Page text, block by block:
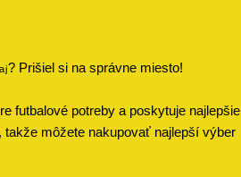
? Prišiel si na správne miesto!
futbalové potreby a poskytuje najlepšie
môžete nakupovať najlepší výber